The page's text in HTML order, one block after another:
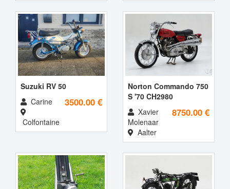
Suzuki RV 50
3500.00 €
Carine
Colfontaine
Norton Commando 750
S '70 CH2980
8750.00 €
Xavier
Molenaar
Aalter